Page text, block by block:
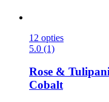
12 opties
5.0 (1)
Rose &
Cobalt